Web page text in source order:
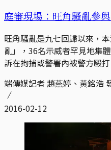
庭審現場：旺角騷亂參
旺角騷亂是九七回歸以來，
亂」，36名示威者罕見地集
訴在拘捕或警署內被警方毆打
端傳媒記者 趙燕婷、黃銘浩
2016-02-12